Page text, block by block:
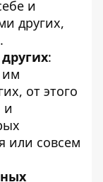
и
других,
:
им
от этого
и
или совсем